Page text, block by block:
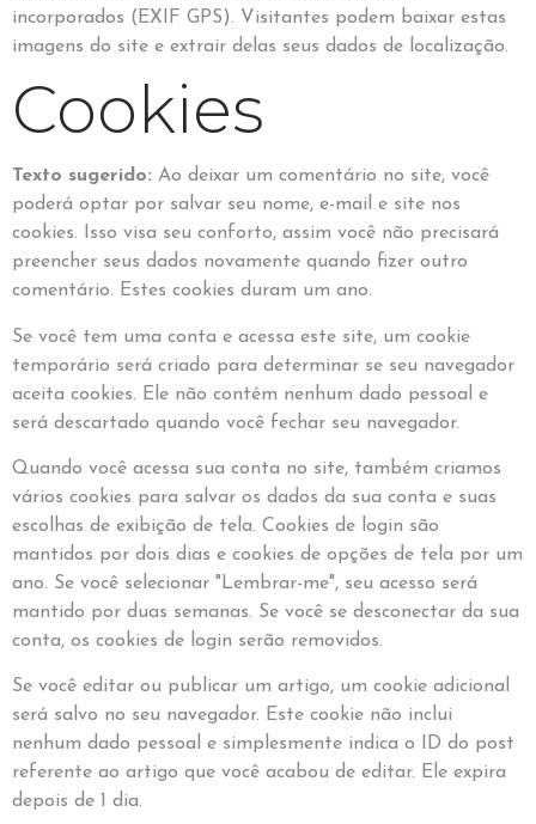
incorporados (EXIF GPS). Visitantes podem baixar estas
imagens do site e extrair delas seus dados de localização.
Cookies
Texto sugerido: Ao deixar um comentário no site, você
poderá optar por salvar seu nome, e-mail e site nos
cookies. Isso visa seu conforto, assim você não precisará
preencher seus dados novamente quando fizer outro
comentário. Estes cookies duram um ano.
Se você tem uma conta e acessa este site, um cookie
temporário será criado para determinar se seu navegador
aceita cookies. Ele não contém nenhum dado pessoal e
será descartado quando você fechar seu navegador.
Quando você acessa sua conta no site, também criamos
vários cookies para salvar os dados da sua conta e suas
escolhas de exibição de tela. Cookies de login são
mantidos por dois dias e cookies de opções de tela por um
ano. Se você selecionar "Lembrar-me", seu acesso será
mantido por duas semanas. Se você se desconectar da sua
conta, os cookies de login serão removidos.
Se você editar ou publicar um artigo, um cookie adicional
será salvo no seu navegador. Este cookie não inclui
nenhum dado pessoal e simplesmente indica o ID do post
referente ao artigo que você acabou de editar. Ele expira
depois de 1 dia.